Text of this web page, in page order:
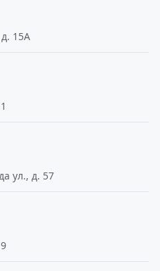
д. 15А
ул., д. 57